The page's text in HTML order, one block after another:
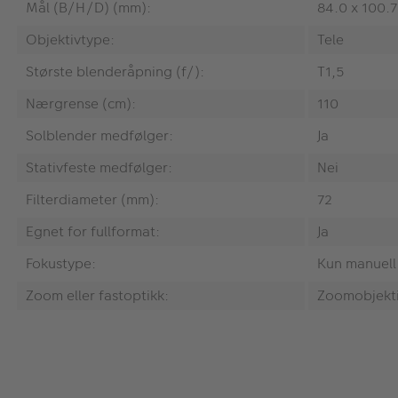
Mål (B/H/D) (mm):
84.0 x 100.7
Objektivtype:
Tele
Største blenderåpning (f/):
T1,5
Nærgrense (cm):
110
Solblender medfølger:
Ja
Stativfeste medfølger:
Nei
Filterdiameter (mm):
72
Egnet for fullformat:
Ja
Fokustype:
Kun
Zoom eller fastoptikk: